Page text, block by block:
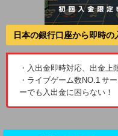
日本の銀行口座から即時の
・入出金即時対応、出金上
・ライブゲーム数NO.1 サ
ーでも入出金に困らない！